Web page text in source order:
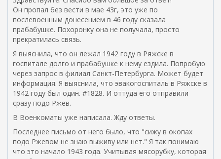
Он пропал без вести в мае 43г, это уже по
послевоенным донесением в 46 году сказала
прабабушке. Похоронку она не получала, просто
прекратилась связь.
Я выяснила, что он лежал 1942 году в Ряжске в
госпитале долго и прабабушке к нему ездила. Попробую
через запрос в филиал Санкт-Петербурга. Может будет
информация. Я выяснила, что эвакогоспиталь в Ряжске в
1942 году был один. #1828. И оттуда его отправили
сразу подо Ржев.
В Военкоматы уже написала. Жду ответы.
Последнее письмо от него было, что "сижу в окопах
подо Ржевом не знаю выживу или нет." Я так понимаю
что это начало 1943 года. Учитывая мясорубку, которая